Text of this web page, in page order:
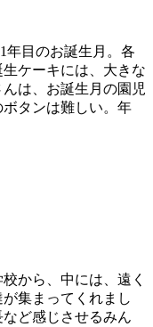
年目のお誕生月。各
ケーキには、大きな
は、お誕生月の園児
タンは難しい。年
から、中には、遠く
集まってくれまし
ど感じさせるみん